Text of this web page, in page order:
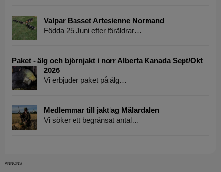
Valpar Basset Artesienne Normand
Födda 25 Juni efter föräldrar…
Paket - älg och björnjakt i norr Alberta Kanada Sept/Okt
2026
Vi erbjuder paket på älg…
Medlemmar till jaktlag Mälardalen
Vi söker ett begränsat antal…